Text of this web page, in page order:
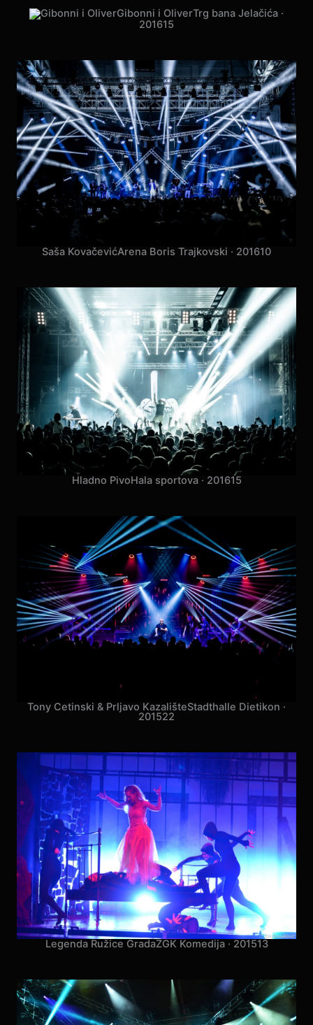
GibonniTvrđava Sv. Mihovila · 201608
Prljavo KazališteStadion Tašmajdan ·
201621
2CELLOSArena di Verona · 201607
Gibonni i Oliver
Trg bana Jelačića ·
Saša Kovačević Arena Boris Trajkovski · 2016 10
Hladno Pivo
Tony Cetinski & Prljavo KazališteStadthalle Dietikon ·
201522